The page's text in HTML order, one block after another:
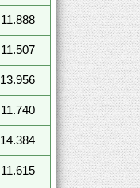
11.888
11.507
13.956
11.740
14.384
11.615